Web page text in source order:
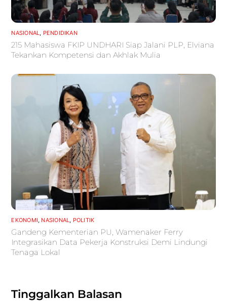
NASIONAL PENDIDIKAN
215 Mahasiswa FKIP UNDHARI Siap Jalani PLP, Elviana
Tekankan Kompetensi dan Akhlak Mulia
EKONOMI NASIONAL POLITIK
Gandeng Kementerian PU, Wamenaker Ferry
Integrasikan Data Pekerja Konstruksi Demi Lindungi
Tenaga Lokal
Tinggalkan Balasan